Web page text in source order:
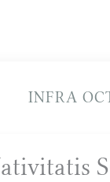
INFRA